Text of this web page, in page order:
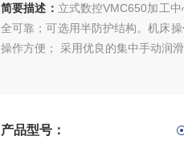
简要描述： 立式数控VMC650加工
全可靠；可选用半防护结构。机床
操作方便； 采用优良的集中手动润
产品型号：